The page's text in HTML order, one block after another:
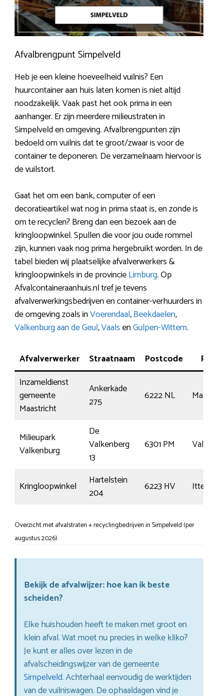
Afvalbrengpunt Simpelveld
Heb je een kleine hoeveelheid vuilnis? Een
huurcontainer aan huis laten komen is niet altijd
noodzakelijk. Vaak past het ook prima in een
aanhanger. Er zijn meerdere milieustraten in
Simpelveld en omgeving. Afvalbrengpunten zijn
bedoeld om vuilnis dat te groot/zwaar is voor de
container te deponeren. De verzamelnaam hiervoor is
de vuilstort.
Gaat het om een bank, computer of een
decoratieartikel wat nog in prima staat is, en zonde is
om te recyclen? Breng dan een bezoek aan de
kringloopwinkel. Spullen die voor jou oude rommel
zijn, kunnen vaak nog prima hergebruikt worden. In de
tabel bieden wij plaatselijke afvalverwerkers &
kringloopwinkels in de provincieLimburg. Op
Afvalcontaineraanhuis.nl tref je tevens
afvalverwerkingsbedrijven en container-verhuurders in
de omgeving zoals inVoerendaal,Beekdaelen,
Valkenburg aan de Geul,VaalsenGulpen-Wittem.
Afvalverwerker Straatnaam Postcode
Inzameldienst
gemeente
Maastricht
Ankerkade
275
6222 NL
Milieupark
Valkenburg
De
Valkenberg
13
6301 PM
Kringloopwinkel
Hartelstein
204
6223 HV Itteren
Overzicht met afvalstraten + recyclingbedrijven in Simpelveld (per
augustus 2026).
Bekijk de afvalwijzer: hoe kan ik beste
scheiden?
Elke huishouden heeft te maken met groot en
klein afval. Wat moet nu precies in welke kliko?
Je kunt er alles over lezen in de
afvalscheidingswijzer van de gemeente
Simpelveld. Achterhaal eenvoudig de werktijden
van de vuilniswagen. De ophaaldagen vind je